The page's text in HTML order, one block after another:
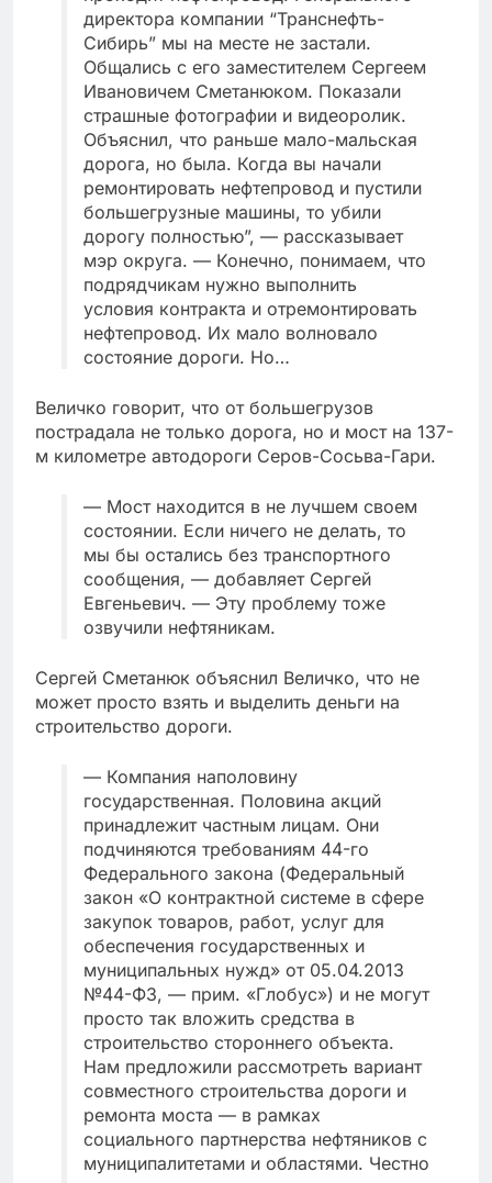
директора компании “Транснефть-
Сибирь” мы на месте не застали.
Общались с его заместителем Сергеем
Ивановичем Сметанюком. Показали
страшные фотографии и видеоролик.
Объяснил, что раньше мало-мальская
дорога, но была. Когда вы начали
ремонтировать нефтепровод и пустили
большегрузные машины, то убили
дорогу полностью”, — рассказывает
мэр округа. — Конечно, понимаем, что
подрядчикам нужно выполнить
условия контракта и отремонтировать
нефтепровод. Их мало волновало
состояние дороги. Но…
Величко говорит, что от большегрузов
пострадала не только дорога, но и мост на 137-
м километре автодороги Серов-Сосьва-Гари.
— Мост находится в не лучшем своем
состоянии. Если ничего не делать, то
мы бы остались без транспортного
сообщения, — добавляет Сергей
Евгеньевич. — Эту проблему тоже
озвучили нефтяникам.
Сергей Сметанюк объяснил Величко, что не
может просто взять и выделить деньги на
строительство дороги.
— Компания наполовину
государственная. Половина акций
принадлежит частным лицам. Они
подчиняются требованиям 44-го
Федерального закона (Федеральный
закон «О контрактной системе в сфере
закупок товаров, работ, услуг для
обеспечения государственных и
муниципальных нужд» от 05.04.2013
№44-ФЗ, — прим. «Глобус») и не могут
просто так вложить средства в
строительство стороннего объекта.
Нам предложили рассмотреть вариант
совместного строительства дороги и
ремонта моста — в рамках
социального партнерства нефтяников с
муниципалитетами и областями. Честно